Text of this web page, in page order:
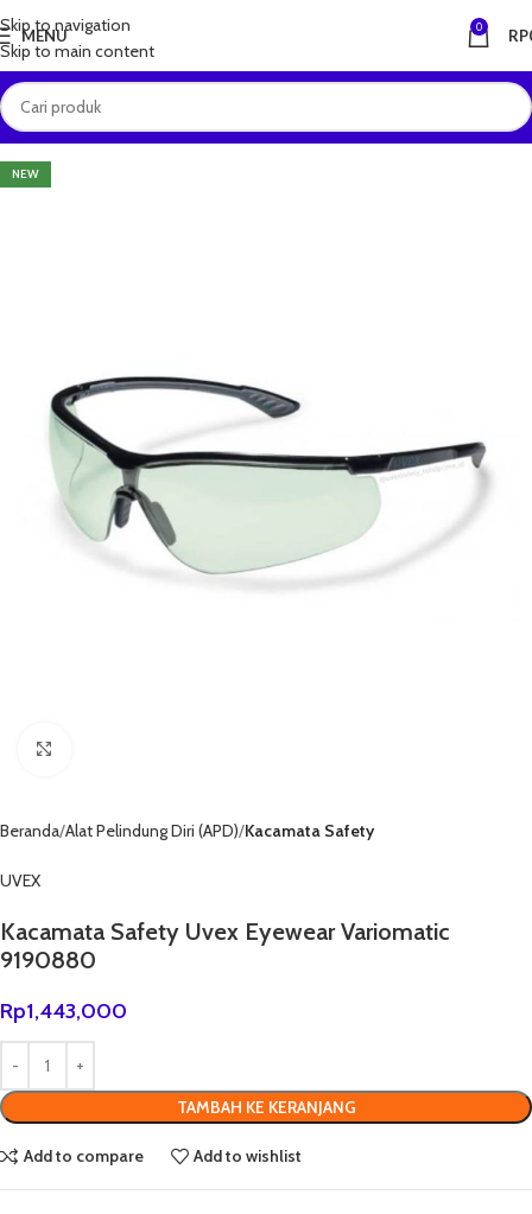
Skip to navigation
Skip to main content
MENU 0 RP
NEW
Beranda Alat Pelindung Diri (APD) Kacamata Safety
UVEX
Kacamata Safety Uvex Eyewear Variomatic
9190880
Rp1,443,000
TAMBAH KE KERANJANG
Add to compare Add to wishlist